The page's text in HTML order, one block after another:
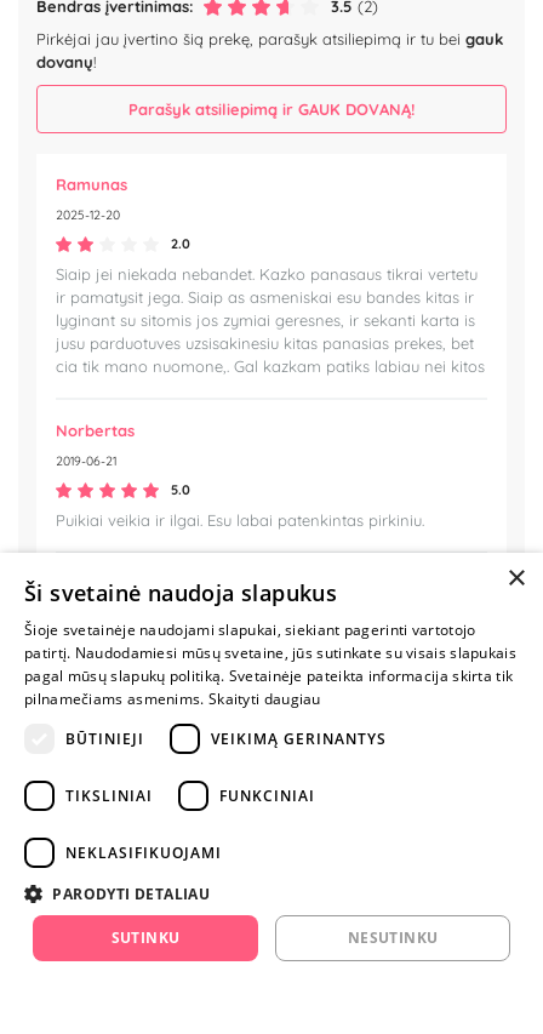
Bendras įvertinimas: 3.5 (2)
Pirkėjai jau įvertino šią prekę, parašyk atsiliepimą ir tu bei gauk
dovanų!
Parašyk atsiliepimą ir GAUK DOVANĄ!
Ramunas
2025-12-20
2.0
Siaip jei niekada nebandet. Kazko panasaus tikrai vertetu
ir pamatysit jega. Siaip as asmeniskai esu bandes kitas ir
lyginant su sitomis jos zymiai geresnes, ir sekanti karta is
jusu parduotuves uzsisakinesiu kitas panasias prekes, bet
cia tik mano nuomone,. Gal kazkam patiks labiau nei kitos
Norbertas
2019-06-21
5.0
Puikiai veikia ir ilgai. Esu labai patenkintas pirkiniu.
MYLIMIAUSIA
LIETUVOS
ELEKTRONINĖ
PARDUOTUVĖ
ŽAISTI
+370 600 84088
info@fantazijos.lt
P. Lukšio g. 2, Vilnius ("Sigma" teritorija)
×
Ši svetainė naudoja slapukus
Šioje svetainėje naudojami slapukai, siekiant pagerinti vartotojo
patirtį. Naudodamiesi mūsų svetaine, jūs sutinkate su visais slapukais
pagal mūsų slapukų politiką. Svetainėje pateikta informacija skirta tik
pilnamečiams asmenims. Skaityti daugiau
BŪTINIEJI
VEIKIMĄ GERINANTYS
TIKSLINIAI FUNKCINIAI
NEKLASIFIKUOJAMI
PARODYTI DETALIAU
SUTINKU NESUTINKU